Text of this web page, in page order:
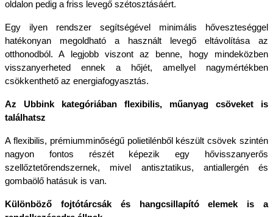
oldalon pedig a friss levegő szétosztásáért.
Egy ilyen rendszer segítségével minimális hőveszteséggel
hatékonyan megoldható a használt levegő eltávolítása az
otthonodból. A legjobb viszont az benne, hogy mindeközben
visszanyerheted ennek a hőjét, amellyel nagymértékben
csökkenthető az energiafogyasztás.
Az Ubbink kategóriában flexibilis, műanyag csöveket is
találhatsz
A flexibilis, prémiumminőségű polietilénből készült csövek szintén
nagyon fontos részét képezik egy hővisszanyerős
szellőztetőrendszernek, mivel antisztatikus, antiallergén és
gombaölő hatásuk is van.
Különböző fojtótárcsák és hangcsillapító elemek is a